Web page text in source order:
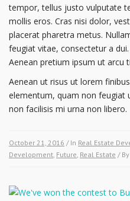
tempor, tellus justo vulputate
mollis eros. Cras nisi dolor,
placerat pharetra metus.
feugiat vitae, consectetur a
Aenean pretium ipsum ut arcu
Aenean ut risus ut lorem
elementum, quam non feugiat
non facilisis mi urna non libero.
October 21, 2016 / In Real Estate
Development Future Real Estate / By